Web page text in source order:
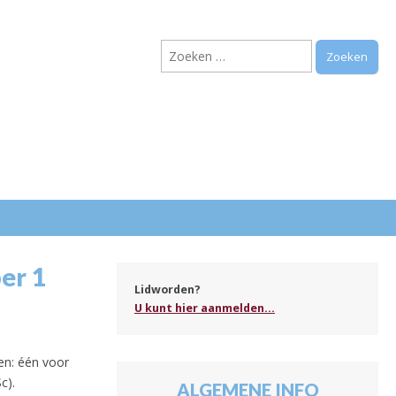
Zoeken
naar:
1
één voor
Lidworden?
U kunt hier aanmelden...
ALGEMENE INFO